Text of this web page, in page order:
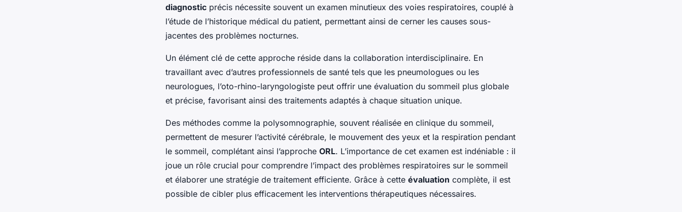
diagnostic précis nécessite souvent un examen minutieux des voies respiratoires, couplé à
l’étude de l’historique médical du patient, permettant ainsi de cerner les causes sous-
jacentes des problèmes nocturnes.
Un élément clé de cette approche réside dans la collaboration interdisciplinaire. En
travaillant avec d’autres professionnels de santé tels que les pneumologues ou les
neurologues, l’oto-rhino-laryngologiste peut offrir une évaluation du sommeil plus globale
et précise, favorisant ainsi des traitements adaptés à chaque situation unique.
Des méthodes comme la polysomnographie, souvent réalisée en clinique du sommeil,
permettent de mesurer l’activité cérébrale, le mouvement des yeux et la respiration pendant
le sommeil, complétant ainsi l’approche ORL. L’importance de cet examen est indéniable : il
joue un rôle crucial pour comprendre l’impact des problèmes respiratoires sur le sommeil
et élaborer une stratégie de traitement efficiente. Grâce à cette évaluation complète, il est
possible de cibler plus efficacement les interventions thérapeutiques nécessaires.